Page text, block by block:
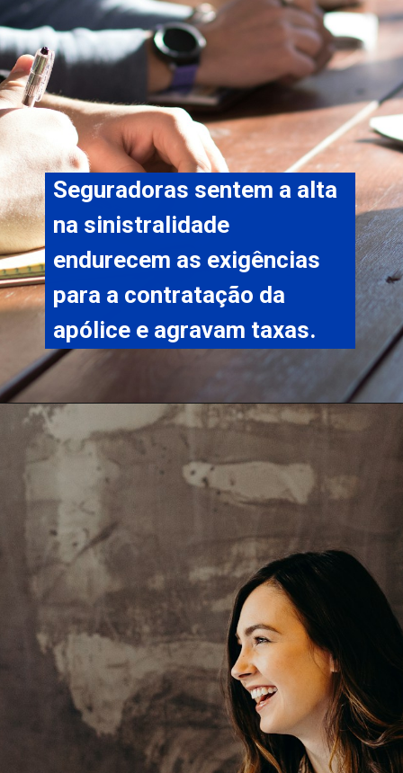
Seguradoras sentem a alta
na sinistralidade
endurecem as exigências
para a contratação da
apólice e agravam taxas.